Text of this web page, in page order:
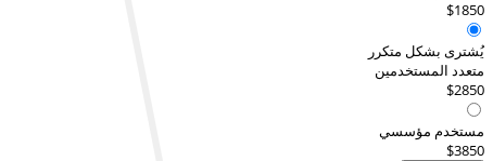
$1850
يُشترى بشكل متكرر
متعدد المستخدمين
$2850
مستخدم مؤسسي
$3850